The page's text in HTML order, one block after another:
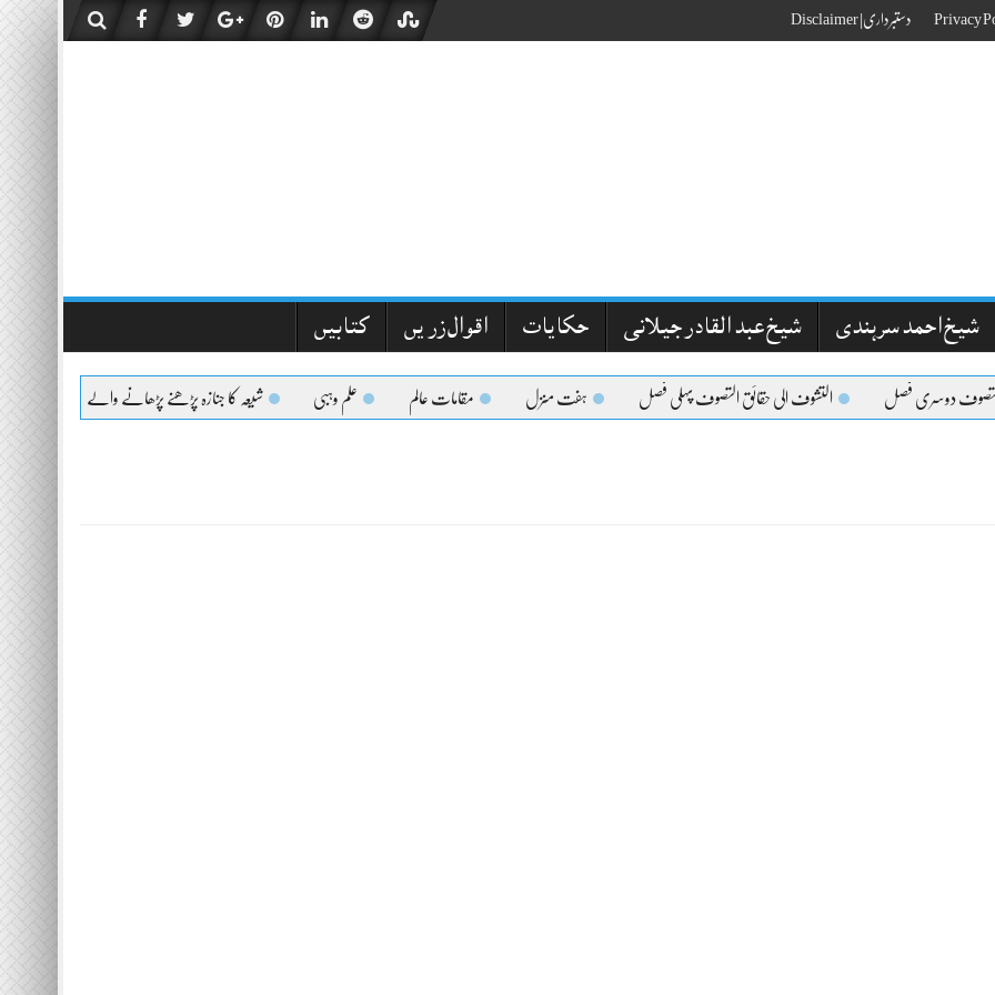
دستبرداری| Disclaimer
شیخ احمد سرہندی شیخ عبد القادر جیلانی حکایات اقوال زریں کتابیں
دوسری فصل التشوف الی حقائق التصوف پہلی فصل ہفت منزل مقامات عالم علم وہبی شیعہ کا جنازہ پڑھنے پڑھانے والےکیلئے اعلیٰحضرت کا